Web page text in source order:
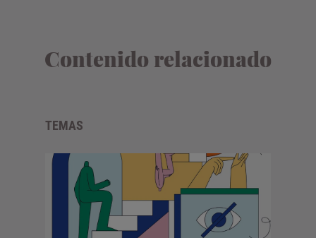
Contenido relacionado
TEMAS